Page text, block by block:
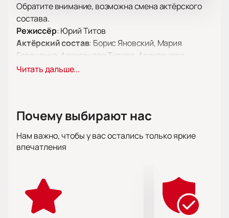
Обратите внимание, возможна смена актёрского
состава.
Режиссёр: Юрий Титов
Актёрский состав: Борис Яновский, Мария
Геращенко, Александра Титова, Александра
Кесельман, Вениамин Краснянский, Елизавета
Валерия Бычкова, Серафим Титов
Билеты на спектакль «Божественная
Вариации» проходит в Мастерской Петра Фоменко.
На сцене показывают произведение Данте
Алигьери, которое стало классикой. Спектакль
Читать дальше...
Почему выбирают нас
Нам важно, чтобы у вас остались только яркие
впечатления